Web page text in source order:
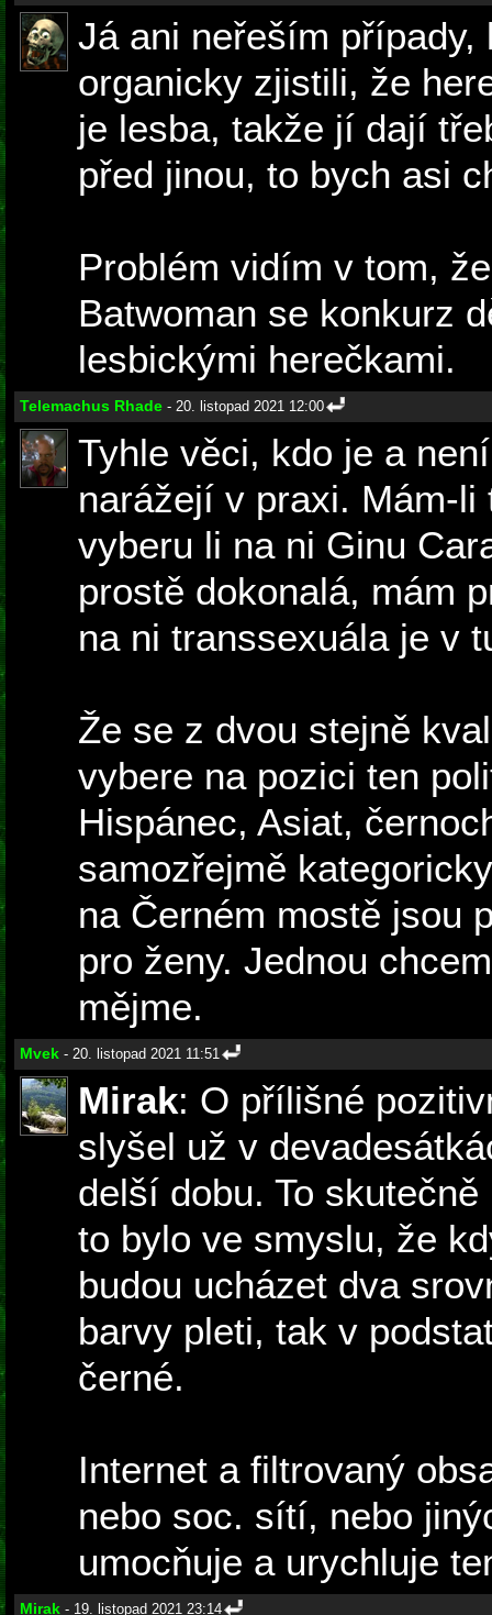
Já ani neřeším případy,
organicky zjistili, že
je lesba, takže jí dají
před jinou, to bych asi
Problém vidím v tom,
Batwoman se konkurz
lesbickými herečkami.
Telemachus Rhade - 20. listopad 2021 12:00
Tyhle věci, kdo je a
narážejí v praxi. Mám-
vyberu li na ni Ginu
prostě dokonalá, mám
na ni transsexuála je v
Že se z dvou stejně
vybere na pozici ten
Hispánec, Asiat,
samozřejmě
na Černém mostě jsou
pro ženy. Jednou
mějme.
Mvek - 20. listopad 2021 11:51
Mirak: O přílišné
slyšel už v
delší dobu. To
to bylo ve smyslu, že
budou ucházet dva
barvy pleti, tak v
černé.
Internet a filtrovaný
nebo soc. sítí, nebo
umocňuje a urychluje
Mirak - 19. listopad 2021 23:14